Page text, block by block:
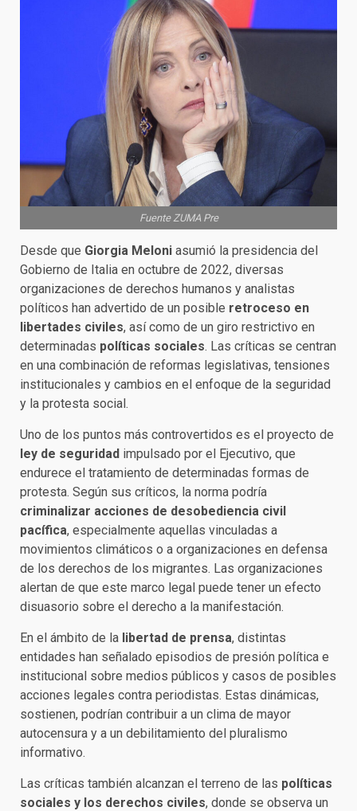
Fuente ZUMA Pre
Desde que Giorgia Meloni asumió la presidencia del
Gobierno de Italia en octubre de 2022, diversas
organizaciones de derechos humanos y analistas
políticos han advertido de un posible retroceso en
libertades civiles, así como de un giro restrictivo en
determinadas políticas sociales. Las críticas se centran
en una combinación de reformas legislativas, tensiones
institucionales y cambios en el enfoque de la seguridad
y la protesta social.
Uno de los puntos más controvertidos es el proyecto de
ley de seguridad impulsado por el Ejecutivo, que
endurece el tratamiento de determinadas formas de
protesta. Según sus críticos, la norma podría
criminalizar acciones de desobediencia civil
pacífica, especialmente aquellas vinculadas a
movimientos climáticos o a organizaciones en defensa
de los derechos de los migrantes. Las organizaciones
alertan de que este marco legal puede tener un efecto
disuasorio sobre el derecho a la manifestación.
En el ámbito de la libertad de prensa, distintas
entidades han señalado episodios de presión política e
institucional sobre medios públicos y casos de posibles
acciones legales contra periodistas. Estas dinámicas,
sostienen, podrían contribuir a un clima de mayor
autocensura y a un debilitamiento del pluralismo
informativo.
Las críticas también alcanzan el terreno de las políticas
sociales y los derechos civiles, donde se observa un